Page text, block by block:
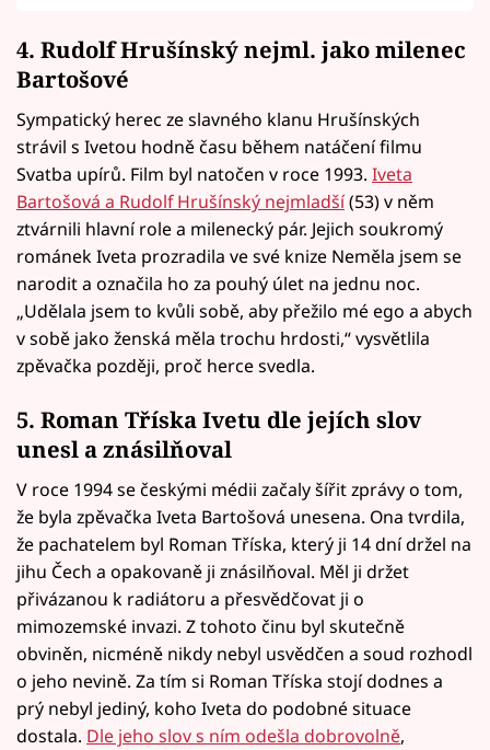
4. Rudolf Hrušínský nejml. jako milenec
Bartošové
Sympatický herec ze slavného klanu Hrušínských
strávil s Ivetou hodně času během natáčení filmu
Svatba upírů. Film byl natočen v roce 1993. Iveta
Bartošová a Rudolf Hrušínský nejmladší(53) v něm
ztvárnili hlavní role a milenecký pár. Jejich soukromý
románek Iveta prozradila ve své knize Neměla jsem se
narodit a označila ho za pouhý úlet na jednu noc.
„Udělala jsem to kvůli sobě, aby přežilo mé ego a abych
v sobě jako ženská měla trochu hrdosti,“ vysvětlila
zpěvačka později, proč herce svedla.
5. Roman Tříska Ivetu dle jejích slov
unesl a znásilňoval
V roce 1994 se českými médii začaly šířit zprávy o tom,
že byla zpěvačka Iveta Bartošová unesena. Ona tvrdila,
že pachatelem byl Roman Tříska, který ji 14 dní držel na
jihu Čech a opakovaně ji znásilňoval. Měl ji držet
přivázanou k radiátoru a přesvědčovat ji o
mimozemské invazi. Z tohoto činu byl skutečně
obviněn, nicméně nikdy nebyl usvědčen a soud rozhodl
o jeho nevině. Za tím si Roman Tříska stojí dodnes a
prý nebyl jediný, koho Iveta do podobné situace
dostala. Dle jeho slov s ním odešla dobrovolně,